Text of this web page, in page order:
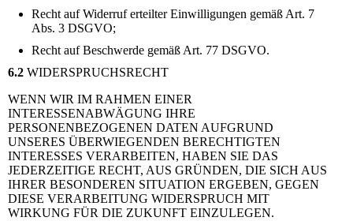
Recht auf Widerruf erteilter Einwilligungen gemäß Art. 7
Abs. 3 DSGVO;
Recht auf Beschwerde gemäß Art. 77 DSGVO.
6.2 WIDERSPRUCHSRECHT
WENN WIR IM RAHMEN EINER
INTERESSENABWÄGUNG IHRE
PERSONENBEZOGENEN DATEN AUFGRUND
UNSERES ÜBERWIEGENDEN BERECHTIGTEN
INTERESSES VERARBEITEN, HABEN SIE DAS
JEDERZEITIGE RECHT, AUS GRÜNDEN, DIE SICH AUS
IHRER BESONDEREN SITUATION ERGEBEN, GEGEN
DIESE VERARBEITUNG WIDERSPRUCH MIT
WIRKUNG FÜR DIE ZUKUNFT EINZULEGEN.